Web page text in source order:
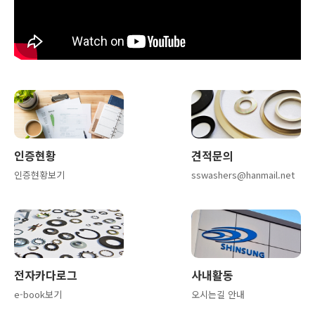
인증현황
인증현황보기
견적문의
sswashers@hanmail.net
전자카다로그
e-book보기
사내활동
오시는길 안내